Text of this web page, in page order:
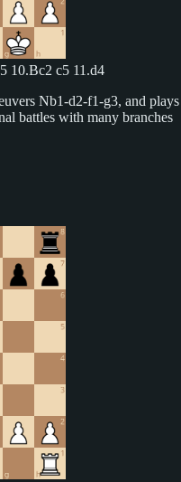
10.Bc2 c5 11.d4
Nb1-d2-f1-g3, and plays
battles with many branches